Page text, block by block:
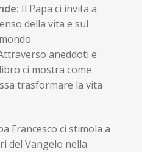
Il Papa ci invita a
della vita e sul
aneddoti e
ci mostra come
trasformare la vita
Francesco ci stimola a
del Vangelo nella